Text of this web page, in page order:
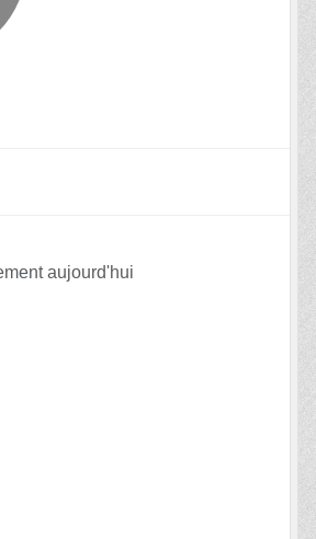
aujourd'hui